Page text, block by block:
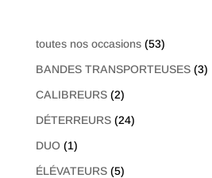
toutes nos occasions 5353
produits
BANDES TRANSPORTEUSES 33
CALIBREURS 22
produits
DÉTERREURS 2424
DUO 11
produit
ÉLÉVATEURS 55